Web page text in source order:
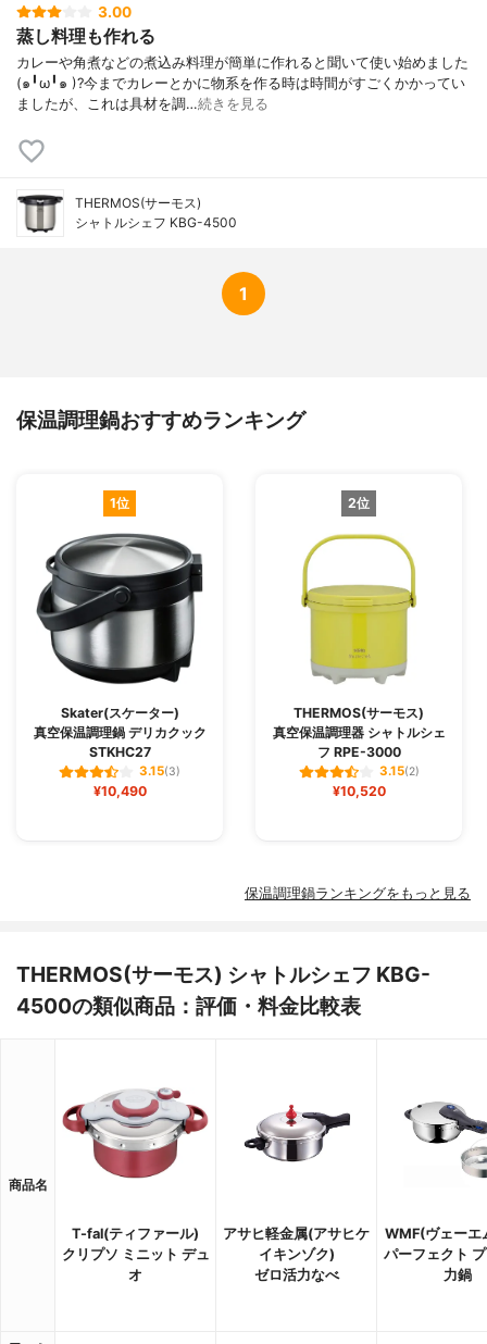
3.00
蒸し料理も作れる
カレーや角煮などの煮込み料理が簡単に作れると聞いて使い始めました
(๑╹ω╹๑ )?今までカレーとかに物系を作る時は時間がすごくかかってい
ましたが、これは具材を調…続きを見る
THERMOS(サーモス)
シャトルシェフ KBG-4500
1
保温調理鍋おすすめランキング
1位
Skater(スケーター)
真空保温調理鍋 デリカクック
STKHC27
3.15(3)
¥10,490
2位
THERMOS(サーモス)
真空保温調理器 シャトルシェ
フ RPE-3000
3.15(2)
¥10,520
保温調理鍋ランキングをもっと見る
THERMOS(サーモス) シャトルシェフ KBG-
4500の類似商品：評価・料金比較表
商品名
T-fal(ティファール)
クリプソ ミニット デュ
オ
アサヒ軽金属(アサヒケ
イキンゾク)
ゼロ活力なべ
WMF(ヴェーエ
パーフェクト
力鍋